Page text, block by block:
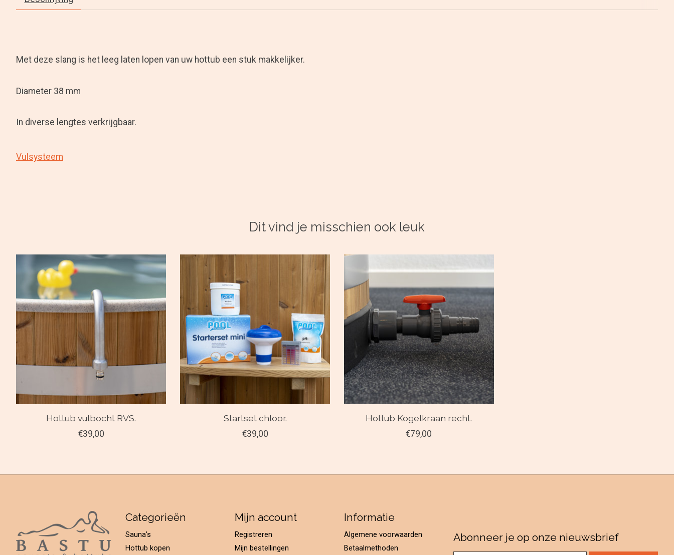
Met deze slang is het leeg laten lopen van uw hottub een stuk makkelijker.
Diameter 38 mm
In diverse lengtes verkrijgbaar.
Vulsysteem
Dit vind je misschien ook leuk
Items van productcarrousel
Hottub vulbocht RVS.
€39,00
Startset chloor.
€39,00
Hottub Kogelkraan recht.
€79,00
Categorieën
Sauna's
Hottub kopen
Mijn account
Registreren
Mijn bestellingen
Informatie
Algemene voorwaarden
Betaalmethoden
Abonneer je op onze nieuwsbrief